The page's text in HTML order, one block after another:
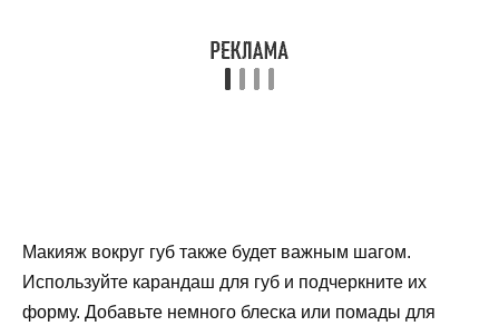
Макияж вокруг губ также будет важным шагом.
Используйте карандаш для губ и подчеркните их
форму. Добавьте немного блеска или помады для